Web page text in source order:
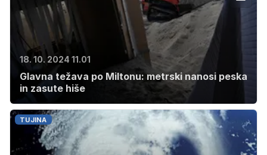
18. 10. 2024 11.01
Glavna težava po Miltonu: metrski nanosi peska
in zasute hiše
TUJINA